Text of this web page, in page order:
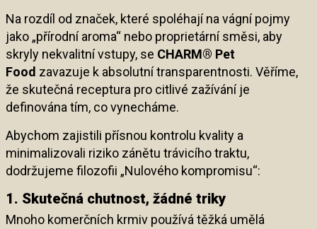
Na rozdíl od značek, které spoléhají na vágní pojmy
jako „přírodní aroma“ nebo proprietární směsi, aby
skryly nekvalitní vstupy, se CHARM® Pet
Food zavazuje k absolutní transparentnosti. Věříme,
že skutečná receptura pro citlivé zažívání je
definována tím, co vynecháme.
Abychom zajistili přísnou kontrolu kvality a
minimalizovali riziko zánětu trávicího traktu,
dodržujeme filozofii „Nulového kompromisu“:
1. Skutečná chutnost, žádné triky
Mnoho komerčních krmiv používá těžká umělá